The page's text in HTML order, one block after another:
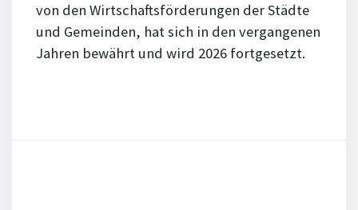
von den Wirtschaftsförderungen der Städte
und Gemeinden, hat sich in den vergangenen
Jahren bewährt und wird 2026 fortgesetzt.